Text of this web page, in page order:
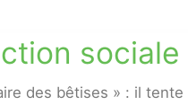
sociale
des bêtises » : il tente